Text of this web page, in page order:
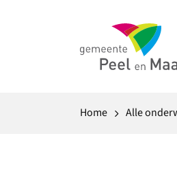
Home Alle